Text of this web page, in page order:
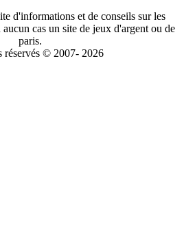
d'informations et de conseils sur les
cas un site de jeux d'argent ou de
paris.
réservés © 2007- 2026